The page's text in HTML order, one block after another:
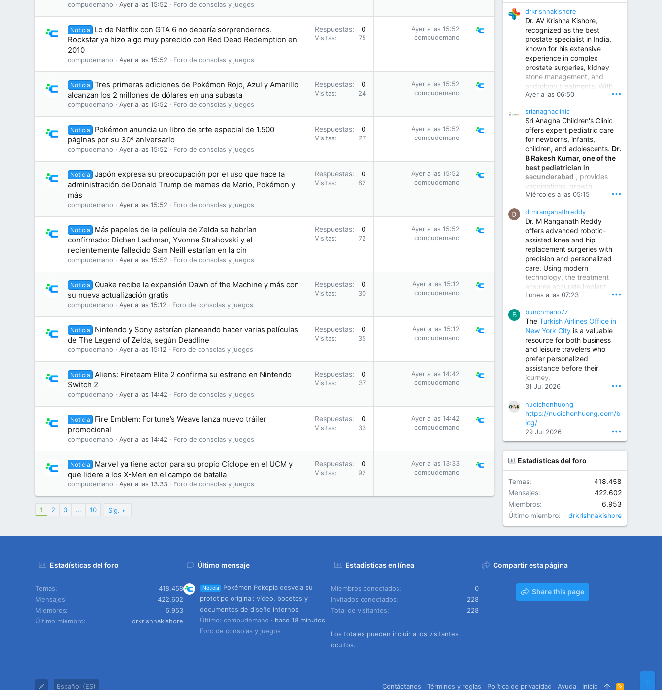
compudemano Ayer a las 15:52 Foro de consolas y juegos
Noticia
Lo de Netflix con GTA 6 no debería sorprendernos.
Rockstar ya hizo algo muy parecido con Red Dead Redemption en
2010
compudemano Ayer a las 15:52 Foro de consolas y juegos
Respuestas 0
Visitas 75
Ayer a las 15:52
compudemano
Noticia
Tres primeras ediciones de Pokémon Rojo, Azul y Amarillo
alcanzan los 2 millones de dólares en una subasta
compudemano Ayer a las 15:52 Foro de consolas y juegos
Respuestas 0
Visitas 24
Ayer a las 15:52
compudemano
Noticia
Pokémon anuncia un libro de arte especial de 1.500
páginas por su 30º aniversario
compudemano Ayer a las 15:52 Foro de consolas y juegos
Respuestas 0
Visitas 27
Ayer a las 15:52
compudemano
Noticia
Japón expresa su preocupación por el uso que hace la
administración de Donald Trump de memes de Mario, Pokémon y
más
compudemano Ayer a las 15:52 Foro de consolas y juegos
Respuestas 0
Visitas 82
Ayer a las 15:52
compudemano
Noticia
Más papeles de la película de Zelda se habrían
confirmado: Dichen Lachman, Yvonne Strahovski y el
recientemente fallecido Sam Neill estarían en la cin
compudemano Ayer a las 15:52 Foro de consolas y juegos
Respuestas 0
Visitas 72
Ayer a las 15:52
compudemano
Noticia
Quake recibe la expansión Dawn of the Machine y más con
su nueva actualización gratis
compudemano Ayer a las 15:12 Foro de consolas y juegos
Respuestas 0
Visitas 30
Ayer a las 15:12
compudemano
Noticia
Nintendo y Sony estarían planeando hacer varias películas
de The Legend of Zelda, según Deadline
compudemano Ayer a las 15:12 Foro de consolas y juegos
Respuestas 0
Visitas 35
Ayer a las 15:12
compudemano
Noticia
Aliens: Fireteam Elite 2 confirma su estreno en Nintendo
Switch 2
compudemano Ayer a las 14:42 Foro de consolas y juegos
Respuestas 0
Visitas 37
Ayer a las 14:42
compudemano
Noticia
Fire Emblem: Fortune’s Weave lanza nuevo tráiler
promocional
compudemano Ayer a las 14:42 Foro de consolas y juegos
Respuestas 0
Visitas 33
Ayer a las 14:42
compudemano
Noticia
Marvel ya tiene actor para su propio Cíclope en el UCM y
que lidere a los X-Men en el campo de batalla
compudemano Ayer a las 13:33 Foro de consolas y juegos
Respuestas 0
Visitas 92
Ayer a las 13:33
compudemano
1 2 3 … 10 Sig.
drkrishnakishore
Dr. AV Krishna Kishore,
recognized as the best
prostate specialist in India,
known for his extensive
experience in complex
prostate surgeries, kidney
stone management, and
andrology treatments. With
years of surgical practice and
invasive and robotic
techniques.
Best Urologist in Vijayawada | Urology Specialist in Vijayawada
Dr. A. V. Krishna Kishore,
the Best Urologist...
www.drkrishnakishore.com
Ayer a las 06:50 •••
srianaghaclinic
Sri Anagha Children's Clinic
offers expert pediatric care
for newborns, infants,
children, and adolescents. Dr.
B Rakesh Kumar, one of the
best pediatrician in
secunderabad , provides
vaccinations, growth
monitoring, newborn care,
illnesses, nutrition guidance,
and preventive healthcare in
a child-friendly environment.
Children Hospital in Secunderabad | Best Pediatrician in Hyderabad | Neonatologist in Medchal
Our pediatrician and
Neonatologist team at...
www.srianaghaclinic.com
Miércoles a las 05:15 •••
drmranganathreddy
Dr. M Ranganath Reddy
offers advanced robotic-
assisted knee and hip
replacement surgeries with
precision and personalized
care. Using modern
technology, the treatment
ensures accurate implant
placement, reduced pain,
improved joint function,
helping patients return to an
active and comfortable
lifestyle.
Orthopedic Surgeon in Kondapur | Best Orthopedic Doctor in Kondapur | Dr. M. Ranganath Reddy
Consult Dr. M. Ranganath
Reddy, the best...
www.drranganathreddy.co
m
Lunes a las 07:23 •••
B bunchmario77
The Turkish Airlines Office in
New York City is a valuable
resource for both business
and leisure travelers who
prefer personalized
assistance before their
journey.
31 Jul 2026 •••
nuoichonhuong
https://nuoichonhuong.com/b
log/
29 Jul 2026 •••
Estadísticas del foro
Temas
418.458
Mensajes
422.602
Miembros
6.953
Último miembro
drkrishnakishore
Estadísticas del foro
Temas
418.458
Mensajes
422.602
Miembros
6.953
Último miembro
drkrishnakishore
Último mensaje
Noticia
Pokémon Pokopia desvela su
prototipo original: vídeo, bocetos y
documentos de diseño internos
Último: compudemano
hace 18 minutos
Foro de consolas y juegos
Estadísticas en línea
Miembros conectados
0
Invitados conectados
228
Total de visitantes
228
Los totales pueden incluir a los visitantes
ocultos.
Compartir esta página
Share this page
Español (ES) Contáctanos Términos y reglas Política de privacidad Ayuda Inicio
R